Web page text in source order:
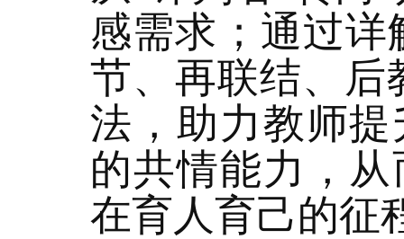
感需求；通过详
节、再联结、后
法，助力教师
的共情能力，
在育人育己的征